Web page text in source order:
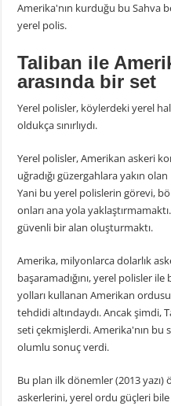
Amerika'nın kurduğu bu Sahva
yerel polis.
Taliban ile
arasında bir set
Yerel polisler, köylerdeki yerel
oldukça sınırlıydı.
Yerel polisler, Amerikan askeri
uğradığı güzergahlara yakın
Yani bu yerel polislerin görevi,
onları ana yola
güvenli bir alan oluşturmaktı.
Amerika, milyonlarca dolarlık
başaramadığını, yerel polisler
yolları kullanan Amerikan
tehdidi altındaydı. Ancak şimdi,
seti çekmişlerdi. Amerika'nın
olumlu sonuç verdi.
Bu plan ilk dönemler (2013 yazı)
askerlerini, yerel ordu güçleri